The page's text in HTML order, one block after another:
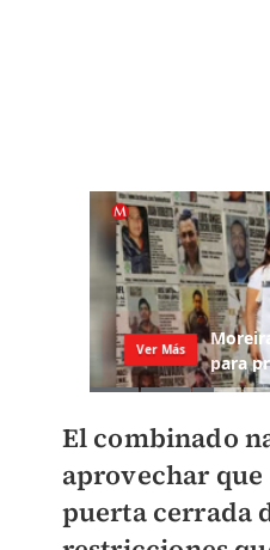
El combinado
aprovechar que
puerta cerrada